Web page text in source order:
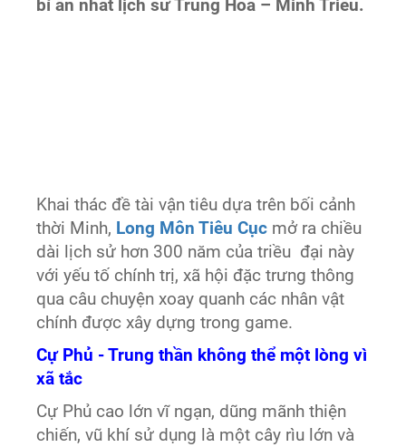
bí ẩn nhất lịch sử Trung Hoa – Minh Triều.
Khai thác đề tài vận tiêu dựa trên bối cảnh
thời Minh, Long Môn Tiêu Cục mở ra chiều
dài lịch sử hơn 300 năm của triều đại này
với yếu tố chính trị, xã hội đặc trưng thông
qua câu chuyện xoay quanh các nhân vật
chính được xây dựng trong game.
Cự Phủ - Trung thần không thể một lòng vì
xã tắc
Cự Phủ cao lớn vĩ ngạn, dũng mãnh thiện
chiến, vũ khí sử dụng là một cây rìu lớn và